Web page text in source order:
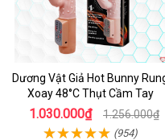
Dương Vật Giả Hot Bunny
Xoay 48°C Thụt Cầm Tay
1.030.000₫ 1.256.000₫
(954)